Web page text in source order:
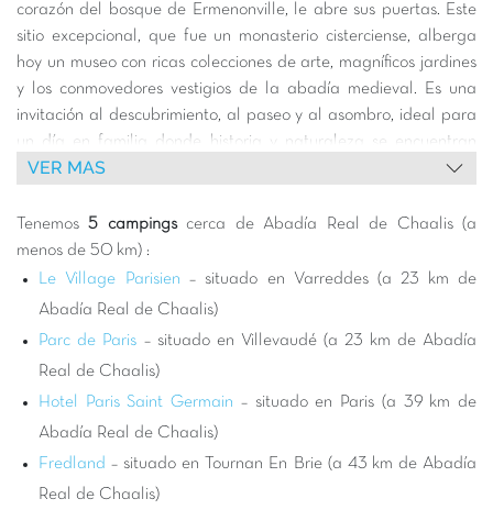
corazón del bosque de Ermenonville, le abre sus puertas. Este
sitio excepcional, que fue un monasterio cisterciense, alberga
hoy un museo con ricas colecciones de arte, magníficos jardines
y los conmovedores vestigios de la abadía medieval. Es una
invitación al descubrimiento, al paseo y al asombro, ideal para
un día en familia donde historia y naturaleza se encuentran
armoniosamente. Tanto niños como adultos quedarán
ofreciendo un paréntesis encantador lejos del ajetreo diario.
Elegir uncamping Capfun cerca de Chaalis
unas vacaciones exitosas que combinan relax, cultura y
diversión. Nuestros campings están diseñados para ofrecer lo
todas las edades. Después de un día lleno de descubrimientos
en la abadía, apreciará el confort de su mobil-home y
disfrutará de las instalaciones de calidad de nuestros
establecimientos. Es la solución ideal para combinar visitas
culturales y placeres del camping, sin las limitaciones de los
VER MAS
Tenemos5 campingscerca de Abadía Real de Chaalis (a
menos de 50 km) :
Le Village Parisien – situado en Varreddes (a 23 km de
Abadía Real de Chaalis)
Parc de Paris – situado en Villevaudé (a 23 km de Abadía
Real de Chaalis)
Hotel Paris Saint Germain – situado en Paris (a 39 km de
Abadía Real de Chaalis)
Fredland– situado en Tournan En Brie (a 43 km de Abadía
Real de Chaalis)